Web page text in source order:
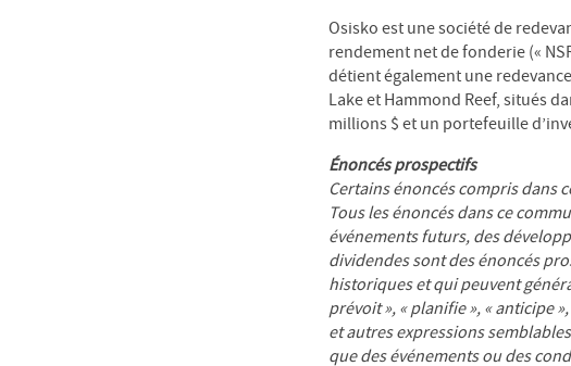
Osisko est une société de
rendement net de fonderie («
détient également une
Lake et Hammond Reef, situés
millions $ et un portefeuille
Énoncés prospectifs
Certains énoncés compris dans
Tous les énoncés dans ce
événements futurs, des
dividendes sont des énoncés
historiques et qui peuvent
prévoit », « planifie », « anticipe
et autres expressions
que des événements ou des